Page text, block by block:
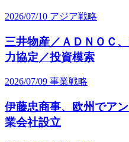
2026/07/10 アジア戦略
三井物産／ＡＤＮＯＣ
力協定／投資模索
2026/07/09 事業戦略
伊藤忠商事、欧州でア
業会社設立